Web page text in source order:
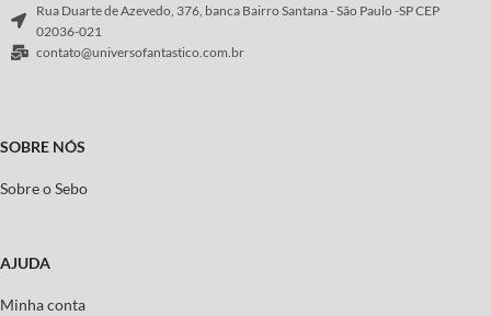
Rua Duarte de Azevedo, 376, banca Bairro Santana - São Paulo -SP CEP
02036-021
contato@universofantastico.com.br
SOBRE NÓS
Sobre o Sebo
AJUDA
Minha conta